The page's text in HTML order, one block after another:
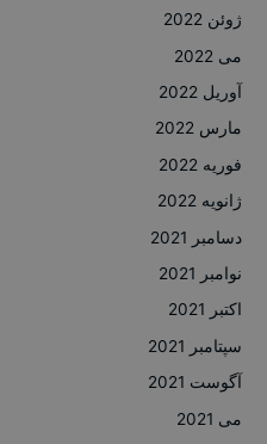
ژوئن 2022
می 2022
آوریل 2022
مارس 2022
فوریه 2022
ژانویه 2022
دسامبر 2021
نوامبر 2021
اکتبر 2021
سپتامبر 2021
آگوست 2021
می 2021